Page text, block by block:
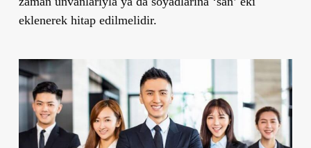
eklenerek hitap edilmelidir.